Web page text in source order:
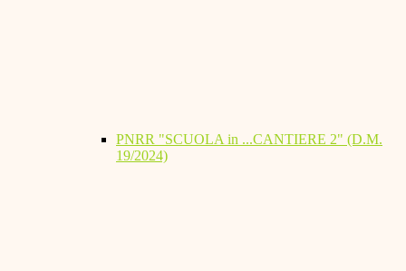
PNRR "SCUOLA in ...CANTIERE 2" (D.M.
19/2024)